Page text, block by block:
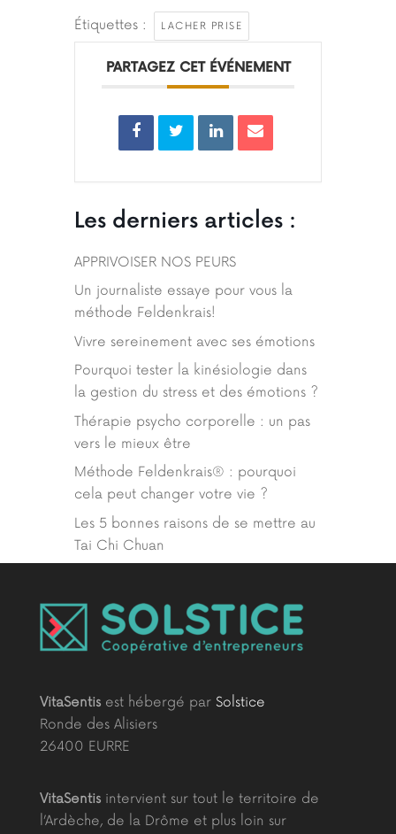
Étiquettes : LACHER PRISE
PARTAGEZ CET ÉVÉNEMENT
Les derniers articles :
APPRIVOISER NOS PEURS
Un journaliste essaye pour vous la
méthode Feldenkrais!
Vivre sereinement avec ses émotions
Pourquoi tester la kinésiologie dans
la gestion du stress et des émotions ?
Thérapie psycho corporelle : un pas
vers le mieux être
Méthode Feldenkrais® : pourquoi
cela peut changer votre vie ?
Les 5 bonnes raisons de se mettre au
Tai Chi Chuan
VitaSentisest hébergé par Solstice
Ronde des Alisiers
26400 EURRE
VitaSentisintervient sur tout le territoire de
l’Ardèche, de la Drôme et plus loin sur